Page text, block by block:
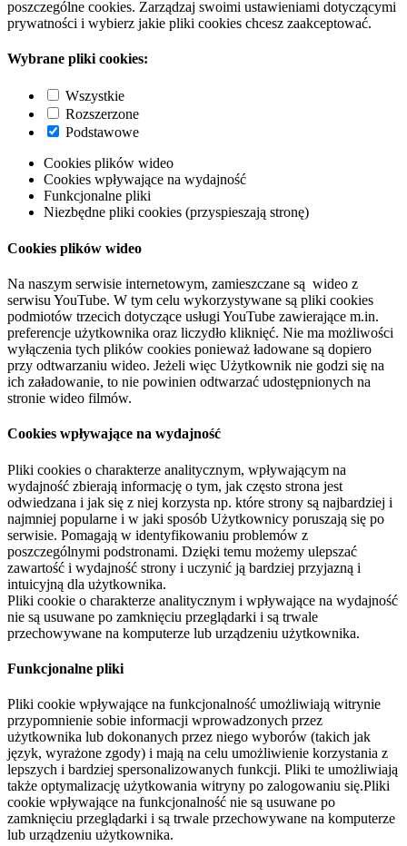
poszczególne cookies. Zarządzaj swoimi ustawieniami dotyczącymi
prywatności i wybierz jakie pliki cookies chcesz zaakceptować.
Wybrane pliki cookies:
Wszystkie
Rozszerzone
Podstawowe
Cookies plików wideo
Cookies wpływające na wydajność
Funkcjonalne pliki
Niezbędne pliki cookies (przyspieszają stronę)
Cookies plików wideo
Na naszym serwisie internetowym, zamieszczane są wideo z
serwisu YouTube. W tym celu wykorzystywane są pliki cookies
podmiotów trzecich dotyczące usługi YouTube zawierające m.in.
preferencje użytkownika oraz liczydło kliknięć. Nie ma możliwości
wyłączenia tych plików cookies ponieważ ładowane są dopiero
przy odtwarzaniu wideo. Jeżeli więc Użytkownik nie godzi się na
ich załadowanie, to nie powinien odtwarzać udostępnionych na
stronie wideo filmów.
Cookies wpływające na wydajność
Pliki cookies o charakterze analitycznym, wpływającym na
wydajność zbierają informację o tym, jak często strona jest
odwiedzana i jak się z niej korzysta np. które strony są najbardziej i
najmniej popularne i w jaki sposób Użytkownicy poruszają się po
serwisie. Pomagają w identyfikowaniu problemów z
poszczególnymi podstronami. Dzięki temu możemy ulepszać
zawartość i wydajność strony i uczynić ją bardziej przyjazną i
intuicyjną dla użytkownika.
Pliki cookie o charakterze analitycznym i wpływające na wydajność
nie są usuwane po zamknięciu przeglądarki i są trwale
przechowywane na komputerze lub urządzeniu użytkownika.
Funkcjonalne pliki
Pliki cookie wpływające na funkcjonalność umożliwiają witrynie
przypomnienie sobie informacji wprowadzonych przez
użytkownika lub dokonanych przez niego wyborów (takich jak
język, wyrażone zgody) i mają na celu umożliwienie korzystania z
lepszych i bardziej spersonalizowanych funkcji. Pliki te umożliwiają
także optymalizację użytkowania witryny po zalogowaniu się.Pliki
cookie wpływające na funkcjonalność nie są usuwane po
zamknięciu przeglądarki i są trwale przechowywane na komputerze
lub urządzeniu użytkownika.